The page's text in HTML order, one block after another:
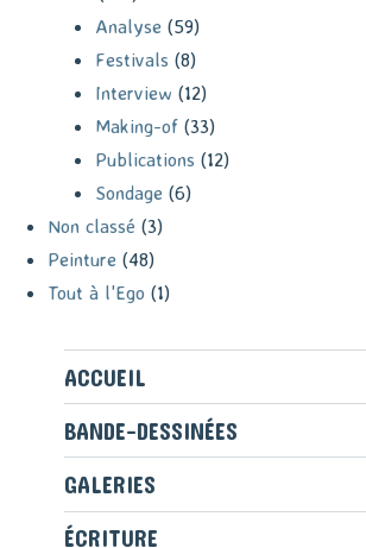
Analyse (59)
Festivals (8)
Interview (12)
Making-of (33)
Publications (12)
Sondage (6)
Non classé (3)
Peinture (48)
Tout à l'Ego (1)
ACCUEIL
BANDE-DESSINÉES
GALERIES
ÉCRITURE